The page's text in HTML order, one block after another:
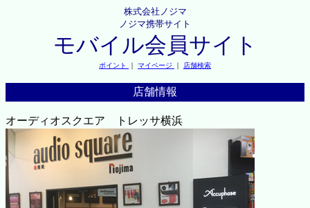
株式会社ノジマ
ノジマ携帯サイト
モバイル会員サイト
ポイント ｜ マイページ ｜ 店舗検索
店舗情報
オーディオスクエア トレッサ横浜